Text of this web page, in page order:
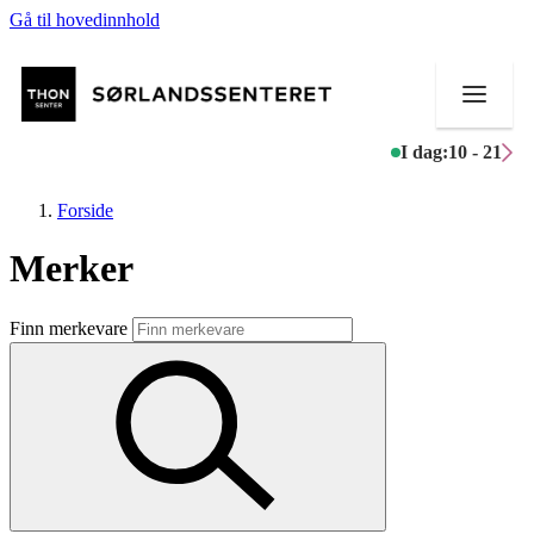
Gå til hovedinnhold
I dag:10 - 21
Butikker
Mat og drikke
Aktiviteter
Forside
Merker
Finn merkevare